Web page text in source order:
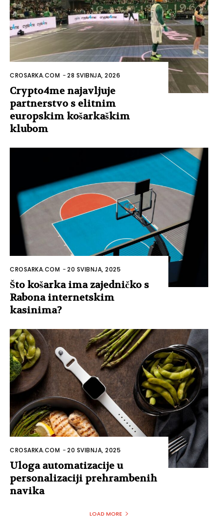
CROSARKA.COM -28 SVIBNJA, 2026
Crypto4me najavljuje
partnerstvo s elitnim
europskim košarkaškim
klubom
CROSARKA.COM -20 SVIBNJA, 2025
Što košarka ima zajedničko s
Rabona internetskim
kasinima?
CROSARKA.COM -20 SVIBNJA, 2025
Uloga automatizacije u
personalizaciji prehrambenih
navika
LOAD MORE